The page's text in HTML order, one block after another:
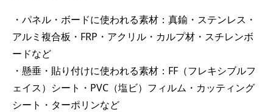
・パネル・ボードに使われる素材：真鍮・ステンレス・
アルミ複合板・FRP・アクリル・カルプ材・スチレンボ
ードなど
・懸垂・貼り付けに使われる素材：FF（フレキシブルフ
ェイス）シート・PVC（塩ビ）フィルム・カッティング
シート・ターポリンなど